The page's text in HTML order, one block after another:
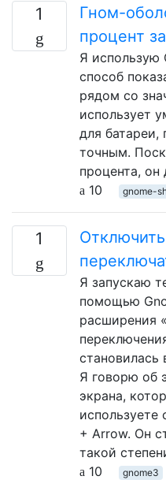
1
Гном-
процент
Я использую
способ
рядом со
использует
для батареи,
точным.
процента,
10
gnome-
1
Я запускаю
помощью
расширения
Я говорю об
экрана,
+ Arrow. Он
такой
10
gnome3